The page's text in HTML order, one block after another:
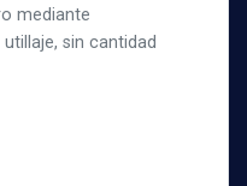
mediante
sin cantidad